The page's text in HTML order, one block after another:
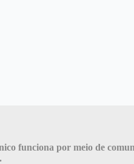
funciona por meio de